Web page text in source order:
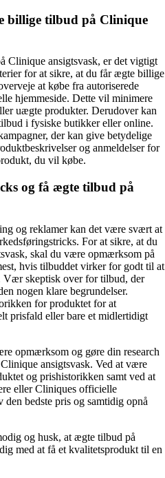
billige tilbud på Clinique
Clinique ansigtsvask, er det vigtigt
for at sikre, at du får ægte billige
at købe fra autoriserede
hjemmeside. Dette vil minimere
uægte produkter. Derudover kan
i fysiske butikker eller online.
der kan give betydelige
og anmeldelser for
du vil købe.
og få ægte tilbud på
og reklamer kan det være svært at
For at sikre, at du
skal du være opmærksom på
hvis tilbuddet virker for godt til at
Vær skeptisk over for tilbud, der
nogen klare begrundelser.
for produktet for at
prisfald eller bare et midlertidigt
opmærksom og gøre din research
ansigtsvask. Ved at være
og prishistorikken samt ved at
eller Cliniques officielle
bedste pris og samtidig opnå
og husk, at ægte tilbud på
med at få et kvalitetsprodukt til en